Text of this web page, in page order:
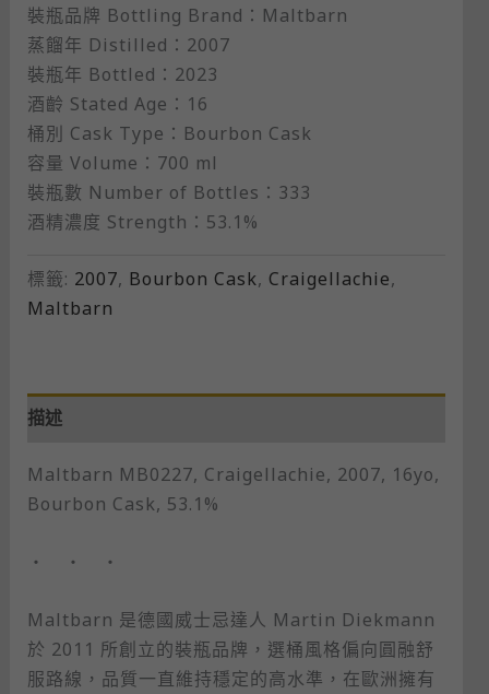
裝瓶品牌 Bottling Brand：Maltbarn
蒸餾年 Distilled：2007
裝瓶年 Bottled：2023
酒齡 Stated Age：16
桶別 Cask Type：Bourbon Cask
容量 Volume：700 ml
裝瓶數 Number of Bottles：333
酒精濃度 Strength：53.1%
標籤: 2007, Bourbon Cask, Craigellachie,
Maltbarn
描述
Maltbarn MB0227, Craigellachie, 2007, 16yo,
Bourbon Cask, 53.1%
・ ・ ・
Maltbarn 是德國威士忌達人 Martin Diekmann
於 2011 所創立的裝瓶品牌，選桶風格偏向圓融舒
服路線，品質一直維持穩定的高水準，在歐洲擁有